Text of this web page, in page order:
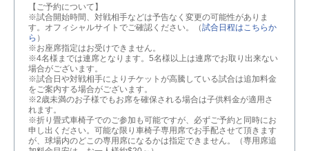
【ご予約について】
※試合開始時間、対戦相手などは予告なく変更の可能性がありま
す。オフィシャルサイトでご確認ください。（試合日程はこちらか
ら ）
※お座席指定はお受けできません。
※4名様までは連席となります。5名様以上は連席でお取り出来ない
場合がございます。
※試合日や対戦相手によりチケットが高騰している試合は追加料金
をご案内する場合がございます。
※2歳未満のお子様でもお席を確保される場合は子供料金が適用さ
れます。
※折り畳式車椅子でのご参加も可能ですが、必ずご予約と同時にお
申し出ください。可能な限り車椅子専用席でお手配させて頂きます
が、球場内のどこの専用席になるかは指定できません。（専用席追